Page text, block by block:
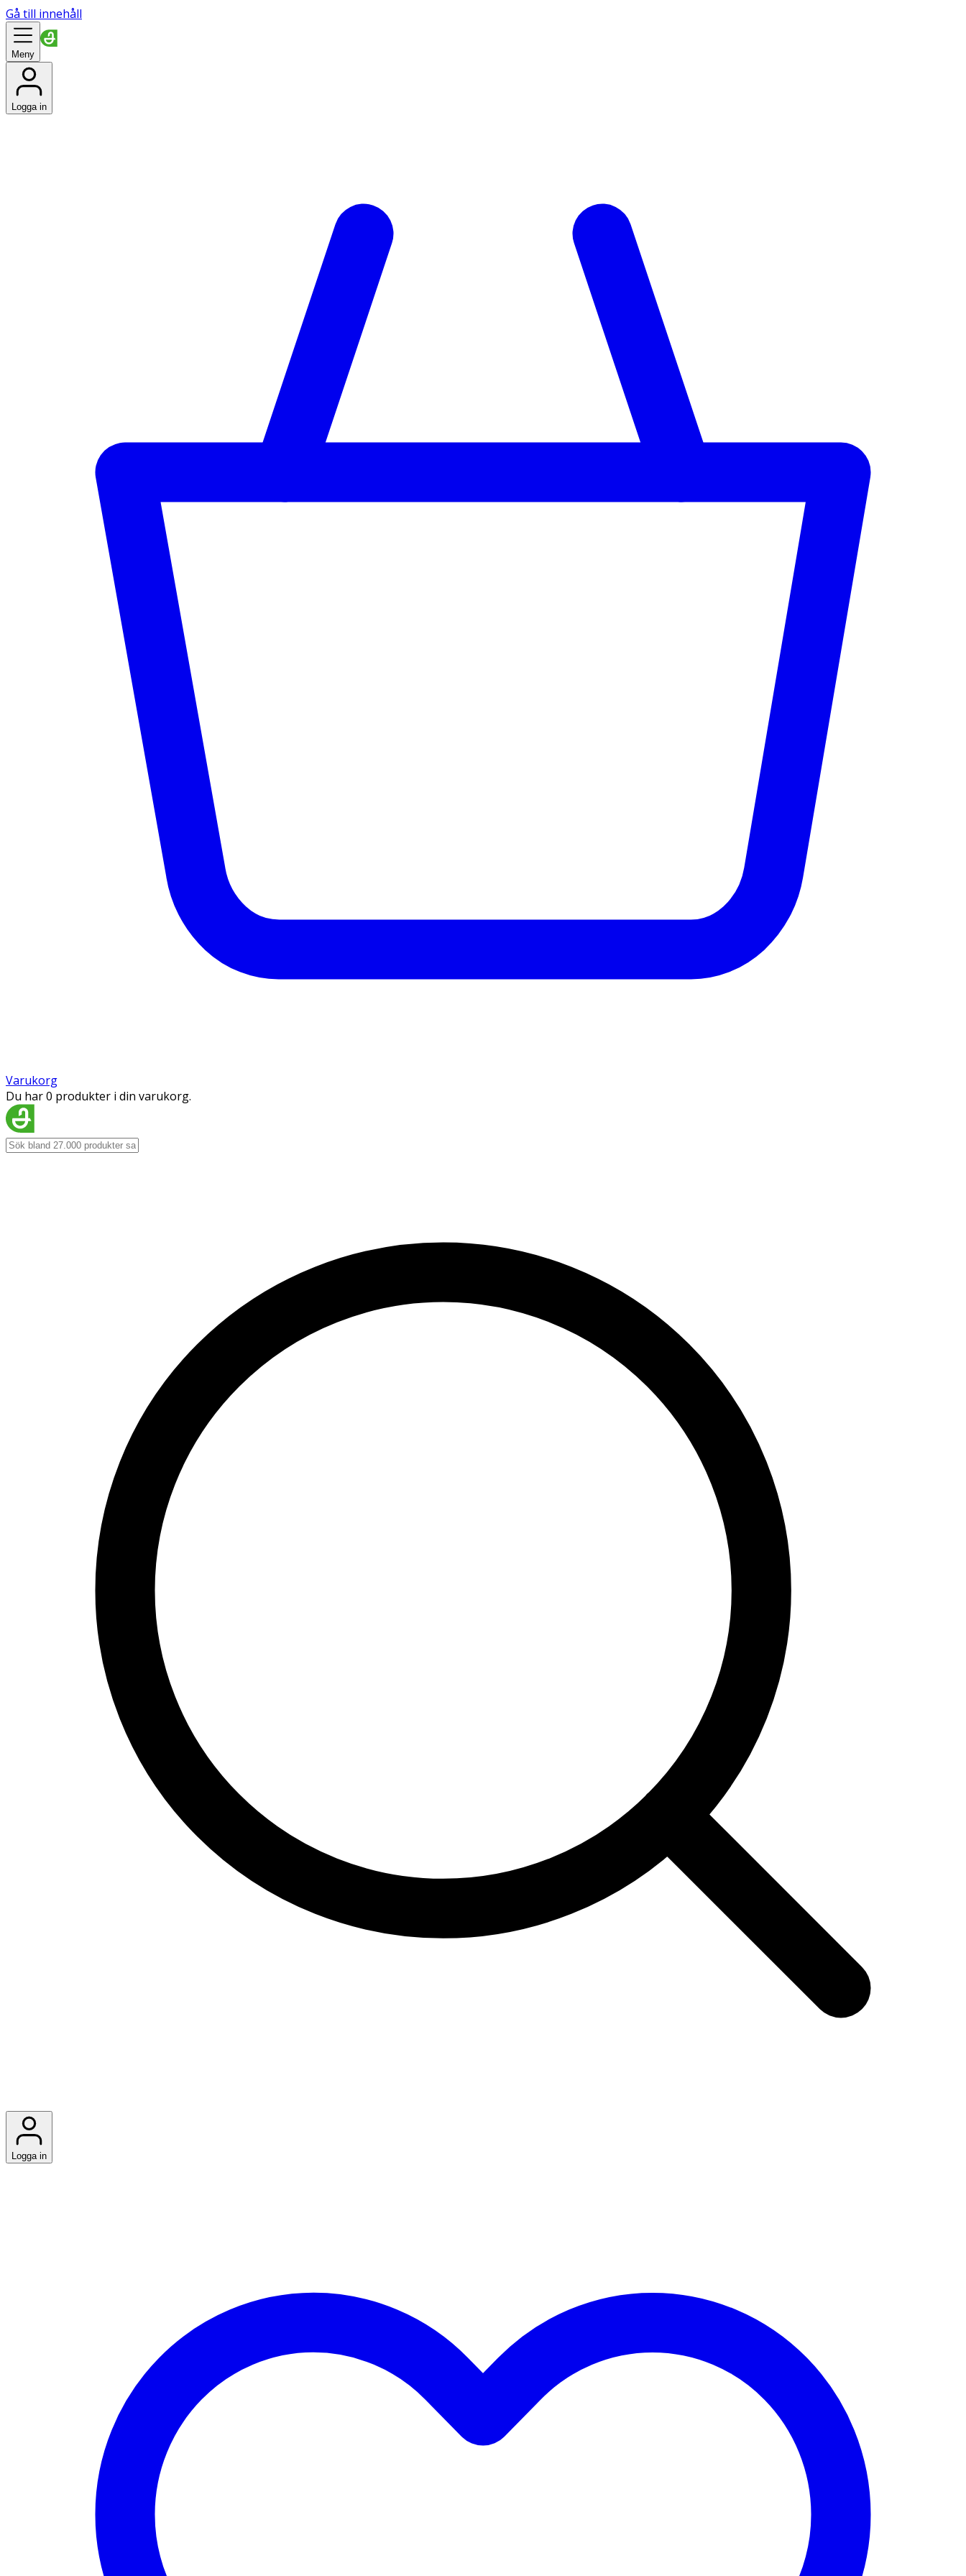
Gå till innehåll
Meny
Logga in
Varukorg
Du har 0 produkter i din varukorg.
Logga in